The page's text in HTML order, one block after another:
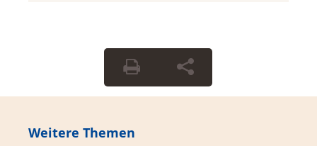
Weitere Themen